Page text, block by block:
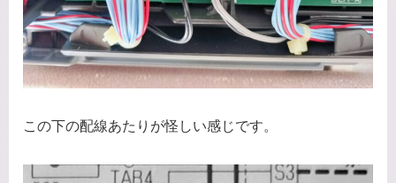
この下の配線あたりが怪しい感じです。